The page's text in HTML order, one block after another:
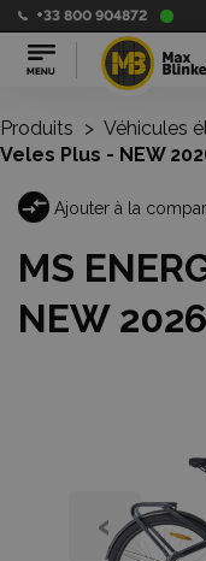
+33 800 904872
Produits > Véhicules
Veles Plus - NEW
Ajouter à la
MS
NEW 2026
‹